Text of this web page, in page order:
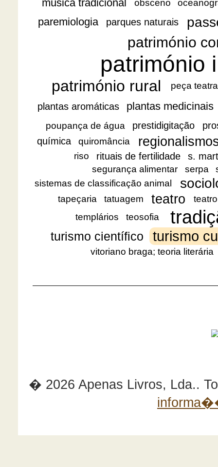
música tradicional obsceno
paremiologia parques naturais
património
património
património rural peça
plantas aromáticas plantas medicinais
poupança de água prestidigitação
química
quiromância
riso rituais de fertilidade s.
segurança alimentar serpa
sistemas de classificação animal
tapeçaria tatuagem teatro
templários
teosofia
turismo científico turismo
vitoriano braga; teoria literária
� 2026 Apenas Livros, Lda..